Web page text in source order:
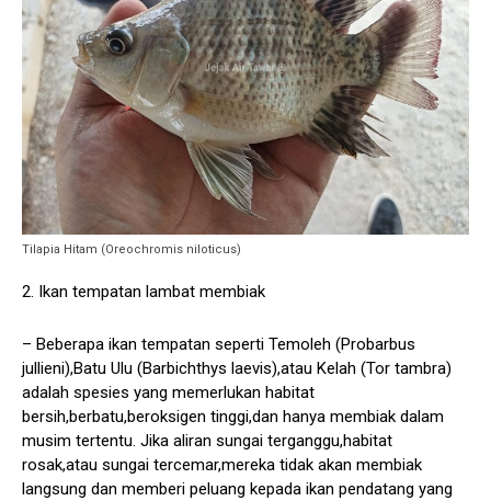
Tilapia Hitam (Oreochromis niloticus)
2. Ikan tempatan lambat membiak
– Beberapa ikan tempatan seperti Temoleh (Probarbus
jullieni),Batu Ulu (Barbichthys laevis),atau Kelah (Tor tambra)
adalah spesies yang memerlukan habitat
bersih,berbatu,beroksigen tinggi,dan hanya membiak dalam
musim tertentu. Jika aliran sungai terganggu,habitat
rosak,atau sungai tercemar,mereka tidak akan membiak
langsung dan memberi peluang kepada ikan pendatang yang